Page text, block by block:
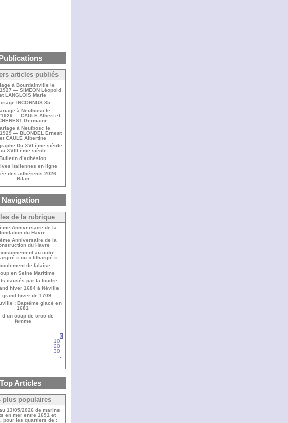
articles publiés
à Bourdainville le
— SIMEON Léopold
LANGLOIS Marie
INCONNUS 85
à Neufbosc le
— CAULE Albert et
Germaine
à Neufbosc le
— BLONDEL Ernest
CAULE Albertine
Du XVI ème siècle
XVIII ème siècle
d’adhésion
Italiennes en ligne
des adhérents 2026 :
Bilan
Navigation
de la rubrique
Anniversaire de la
fondation du Havre
Anniversaire de la
du Havre
au cidre
» ou « lithargié »
de falaise
en Seine Maritime
causés par la foudre
hiver 1684 à Néville
grand hiver de 1709
: Baptême glacé en
1681
d’un coup de croc de
femme
0
10
20
30
Articles
plus populaires
13/05/2026 de marins
en mer entre 1691 et
pour les quartiers de :